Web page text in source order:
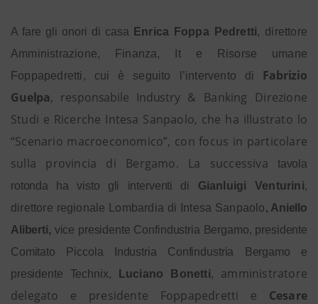
A fare gli onori di casa Enrica Foppa Pedretti, direttore
Amministrazione, Finanza, It e Risorse umane
Foppapedretti , cui è seguito l’intervento di Fabrizio
Guelpa, responsabile Industry& Banking Direzione
Studi e Ricerche Intesa Sanpaolo, che ha illustrato lo
“Scenario macroeconomico”, con focus in particolare
sulla provincia di Bergamo. La successiva tavola
rotonda ha visto gli interventi di
Gianluigi Venturini,
direttore regionale Lombardia di Intesa Sanpaolo, Aniello
Aliberti, vice presidente Confindustria Bergamo, presidente
Comitato Piccola Industria Confindustria Bergamo e
presidente Technix,
Luciano Bonetti, amministratore
delegato e
presidente Foppapedretti e Cesare